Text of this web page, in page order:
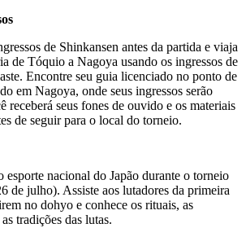
de Shinkansen antes da partida e viaja
de Tóquio a Nagoya usando os ingressos de
Encontre seu guia licenciado no ponto de
em Nagoya, onde seus ingressos serão
receberá seus fones de ouvido e os materiais
de seguir para o local do torneio.
esporte nacional do Japão durante o torneio
de julho). Assiste aos lutadores da primeira
no dohyo e conhece os rituais, as
tradições das lutas.